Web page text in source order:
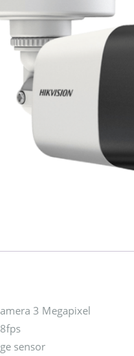
3 Megapixel
sensor